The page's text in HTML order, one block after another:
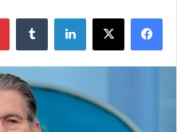
فيسبوك X لينكدإن